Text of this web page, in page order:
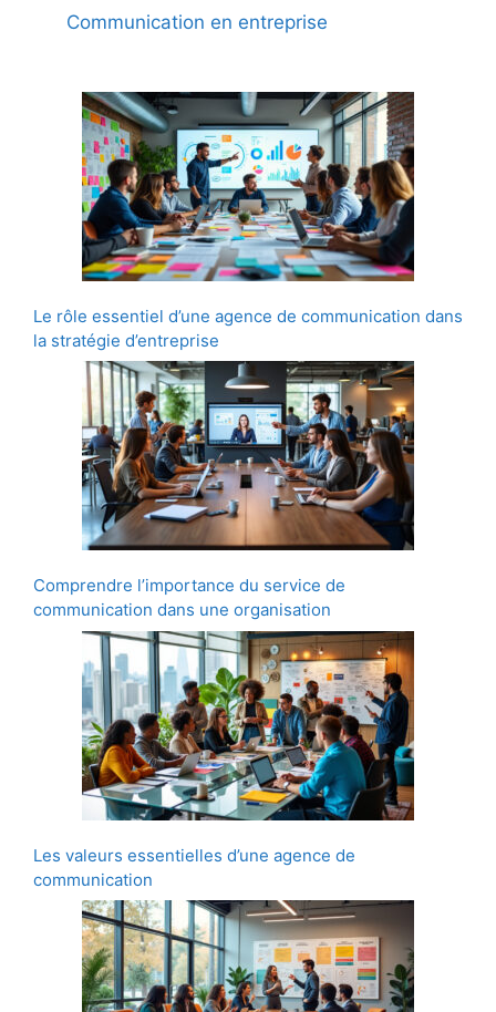
Communication en entreprise
Le rôle essentiel d’une agence de communication dans
la stratégie d’entreprise
Comprendre l’importance du service de
communication dans une organisation
Les valeurs essentielles d’une agence de
communication